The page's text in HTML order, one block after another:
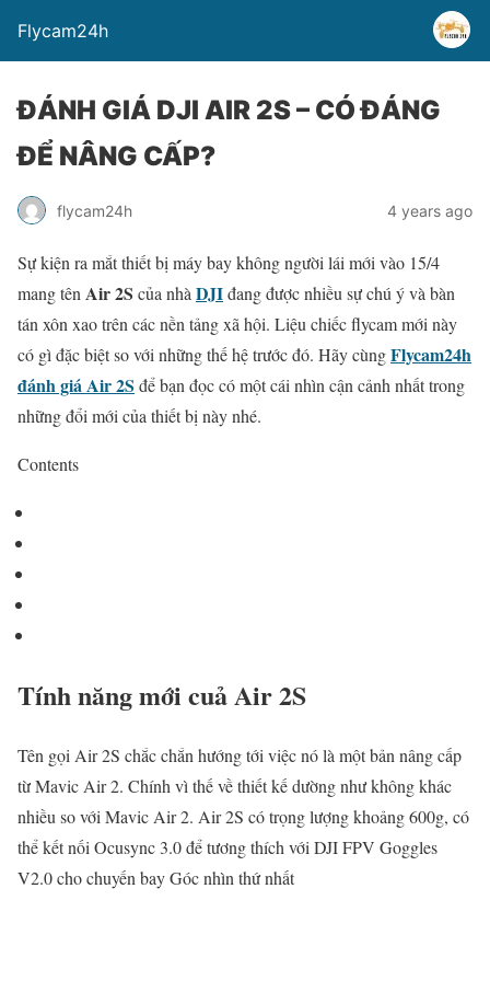
Flycam24h
ĐÁNH GIÁ DJI AIR 2S – CÓ ĐÁNG
ĐỂ NÂNG CẤP?
flycam24h 4 years ago
Sự kiện ra mắt thiết bị máy bay không người lái mới vào 15/4
mang tên Air 2S của nhà DJIđang được nhiều sự chú ý và bàn
tán xôn xao trên các nền tảng xã hội. Liệu chiếc flycam mới này
có gì đặc biệt so với những thế hệ trước đó. Hãy cùngFlycam24h
đánh giá Air 2S để bạn đọc có một cái nhìn cận cảnh nhất trong
những đổi mới của thiết bị này nhé.
Contents
Tính năng mới cuả Air 2S
Tên gọi Air 2S chắc chắn hướng tới việc nó là một bản nâng cấp
từ Mavic Air 2. Chính vì thế về thiết kế dường như không khác
nhiều so với Mavic Air 2. Air 2S có trọng lượng khoảng 600g, có
thể kết nối Ocusync 3.0 để tương thích với DJI FPV Goggles
V2.0 cho chuyến bay Góc nhìn thứ nhất